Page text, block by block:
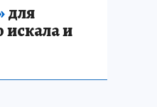
для
искала и